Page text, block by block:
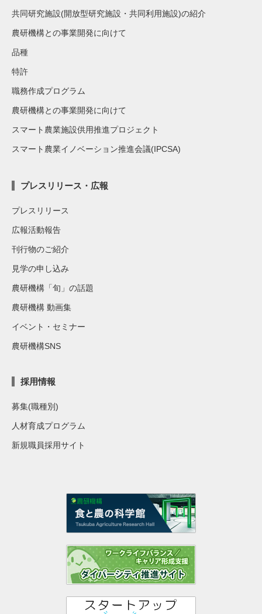
共同研究施設(開放型研究施設・共同利用施設)の紹介
農研機構との事業開発に向けて
品種
特許
職務作成プログラム
農研機構との事業開発に向けて
スマート農業施設供用推進プロジェクト
スマート農業イノベーション推進会議(IPCSA)
プレスリリース・広報
プレスリリース
広報活動報告
刊行物のご紹介
見学の申し込み
農研機構「旬」の話題
農研機構 動画集
イベント・セミナー
農研機構SNS
採用情報
募集(職種別)
人材育成プログラム
新規職員採用サイト